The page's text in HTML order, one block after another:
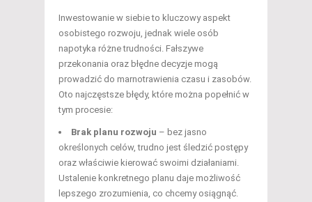
Inwestowanie w siebie to kluczowy aspekt
osobistego rozwoju, jednak wiele osób
napotyka różne trudności. Fałszywe
przekonania oraz błędne decyzje mogą
prowadzić do marnotrawienia czasu i zasobów.
Oto najczęstsze błędy, które można popełnić w
tym procesie:
Brak planu rozwoju – bez jasno
określonych celów, trudno jest śledzić postępy
oraz właściwie kierować swoimi działaniami.
Ustalenie konkretnego planu daje możliwość
lepszego zrozumienia, co chcemy osiągnąć.